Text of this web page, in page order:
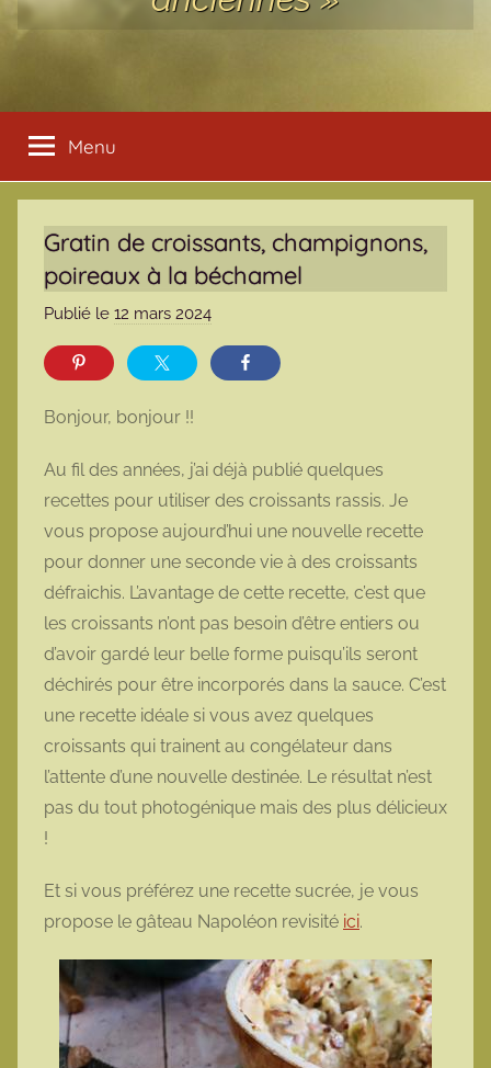
Menu
Gratin de croissants, champignons,
poireaux à la béchamel
Publié le 12 mars 2024
r
o
t
t
e
Bonjour, bonjour !!
Au fil des années, j’ai déjà publié quelques
recettes pour utiliser des croissants rassis. Je
vous propose aujourd’hui une nouvelle recette
pour donner une seconde vie à des croissants
défraichis. L’avantage de cette recette, c’est que
les croissants n’ont pas besoin d’être entiers ou
d’avoir gardé leur belle forme puisqu’ils seront
déchirés pour être incorporés dans la sauce. C’est
une recette idéale si vous avez quelques
croissants qui trainent au congélateur dans
l’attente d’une nouvelle destinée. Le résultat n’est
pas du tout photogénique mais des plus délicieux
!
Et si vous préférez une recette sucrée, je vous
propose le gâteau Napoléon revisité ici.